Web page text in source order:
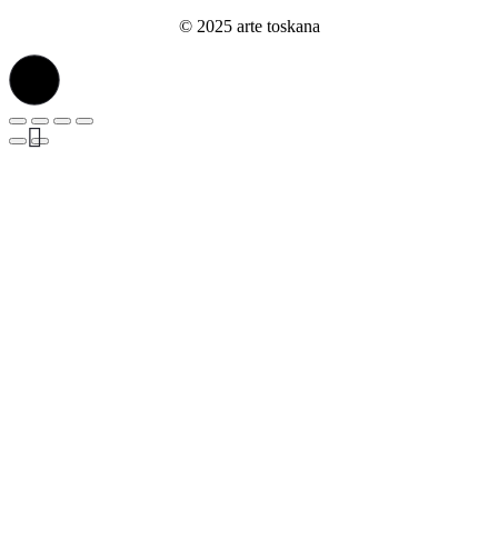
© 2025 arte toskana